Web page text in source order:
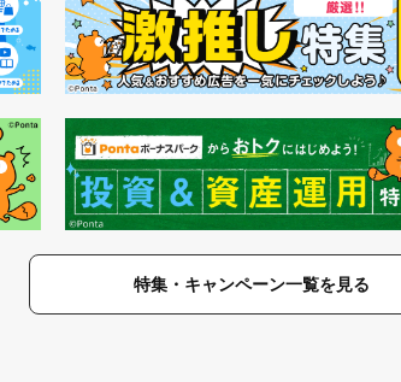
特集・キャンペーン一覧を見る